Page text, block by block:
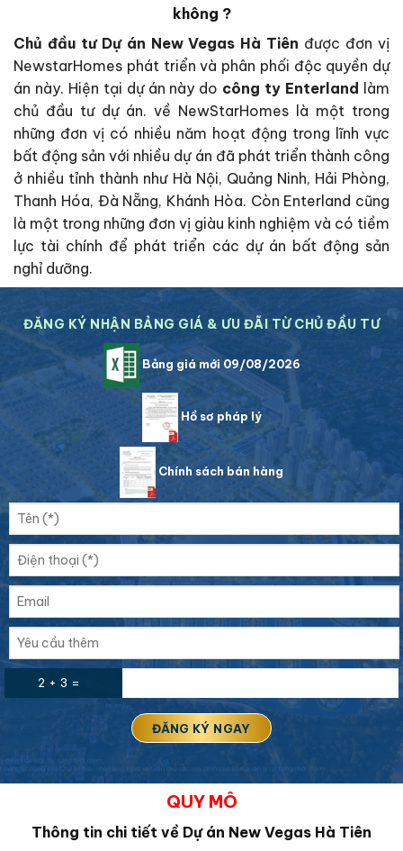
không ?
Chủ đầu tư Dự án New Vegas Hà Tiên được đơn vị
NewstarHomes phát triển và phân phối độc quyền dự
án này. Hiện tại dự án này do công ty Enterland
làm
chủ đầu tư dự án. về NewStarHomes là một trong
những đơn vị có nhiều năm hoạt động trong lĩnh vực
bất động sản với nhiều dự án đã phát triển thành công
ở nhiều tỉnh thành như Hà Nội, Quảng Ninh, Hải Phòng,
Thanh Hóa, Đà Nẵng, Khánh Hòa. Còn Enterland cũng
là một trong những đơn vị giàu kinh nghiệm và có tiềm
lực tài chính để phát triển các dự án bất động sản
nghỉ dưỡng.
ĐĂNG KÝ NHẬN BẢNG GIÁ & ƯU ĐÃI TỪ CHỦ ĐẦU TƯ
Bảng giá mới 09/08/2026
Hồ sơ pháp lý
Chính sách bán hàng
2 + 3 =
QUY MÔ
Thông tin chi tiết về Dự án New Vegas Hà Tiên